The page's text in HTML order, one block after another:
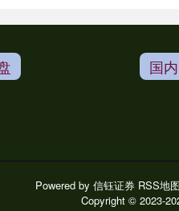
国
Powered by 信钰证券 RSS地图
Copyright © 2023-